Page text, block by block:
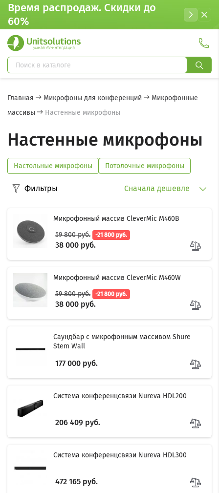
Время распродаж. Cкидки до
60%
Главная Микрофоны для конференций
Микрофонные
массивы
Настенные микрофоны
Настенные микрофоны
Настольные микрофоны Потолочные микрофоны
Фильтры Сначала дешевле
Микрофонный массив CleverMic M460B
59 800 руб.
-21 800 руб.
38 000 руб.
Микрофонный массив CleverMic M460W
59 800 руб.
-21 800 руб.
38 000 руб.
Саундбар с микрофонным массивом Shure
Stem Wall
177 000 руб.
Система конференцсвязи Nureva HDL200
206 409 руб.
Система конференцсвязи Nureva HDL300
472 165 руб.